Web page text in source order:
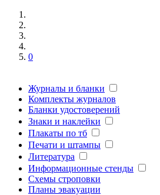
0
Журналы и бланки
Комплекты журналов
Бланки удостоверений
Знаки и наклейки
Плакаты по тб
Печати и штампы
Литература
Информационные стенды
Схемы строповки
Планы эвакуации